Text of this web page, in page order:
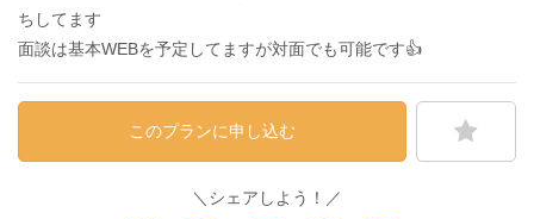
ちしてます
面談は基本WEBを予定してますが対面でも可能です👍
このプランに申し込む
＼シェアしよう！／